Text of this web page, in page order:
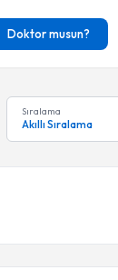
Doktor musun?
Sıralama
Akıllı Sıralama